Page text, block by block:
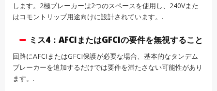
します。2極ブレーカーは2つのスペースを使用し、240Vまた
はコモントリップ用途向けに設計されています。.
ミス4：AFCIまたはGFCIの要件を無視すること
回路にAFCIまたはGFCI保護が必要な場合、基本的なタンデム
ブレーカーを追加するだけでは要件を満たさない可能性があり
ます。.